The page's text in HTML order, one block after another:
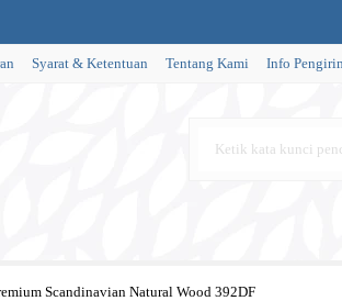
Syarat & Ketentuan Tentang Kami Info
Scandinavian Natural Wood 392DF